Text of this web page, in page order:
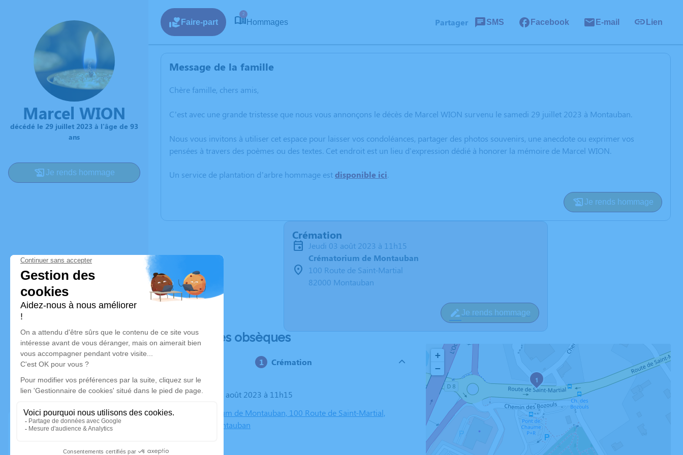
Marcel WION
décédé le 29 juillet 2023 à l'âge de 93
ans
Je rends hommage
Faire-part
2
Hommages Partager SMS Facebook E-mail Lien
Message de la famille
Chère famille, chers amis,
C’est avec une grande tristesse que nous vous annonçons le décès de Marcel WION survenu le samedi 29 juillet 2023 à Montauban.
Nous vous invitons à utiliser cet espace pour laisser vos condoléances, partager des photos souvenirs, une anecdote ou exprimer vos
pensées à travers des poèmes ou des textes. Cet endroit est un lieu d'expression dédié à honorer la mémoire de Marcel WION.
Un service de plantation d’arbre hommage estdisponible ici.
Je rends hommage
Crémation
jeudi 03 août 2023 à 11h15
Crématorium de Montauban
100 Route de Saint-Martial
82000 Montauban
Je rends hommage
Déroulé des obsèques
Crémation
Le jeudi 03 août 2023 à 11h15
Crématorium de Montauban, 100 Route de Saint-Martial,
82000 Montauban
1
+
−